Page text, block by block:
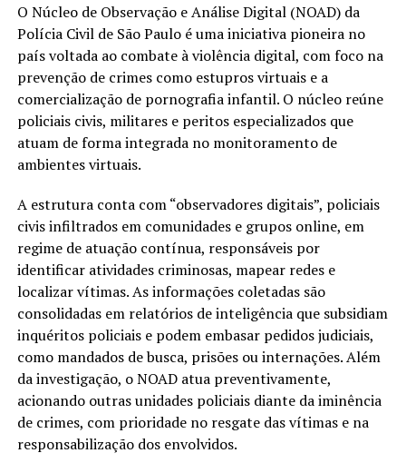
O Núcleo de Observação e Análise Digital (NOAD) da
Polícia Civil de São Paulo é uma iniciativa pioneira no
país voltada ao combate à violência digital, com foco na
prevenção de crimes como estupros virtuais e a
comercialização de pornografia infantil. O núcleo reúne
policiais civis, militares e peritos especializados que
atuam de forma integrada no monitoramento de
ambientes virtuais.
A estrutura conta com “observadores digitais”, policiais
civis infiltrados em comunidades e grupos online, em
regime de atuação contínua, responsáveis por
identificar atividades criminosas, mapear redes e
localizar vítimas. As informações coletadas são
consolidadas em relatórios de inteligência que subsidiam
inquéritos policiais e podem embasar pedidos judiciais,
como mandados de busca, prisões ou internações. Além
da investigação, o NOAD atua preventivamente,
acionando outras unidades policiais diante da iminência
de crimes, com prioridade no resgate das vítimas e na
responsabilização dos envolvidos.